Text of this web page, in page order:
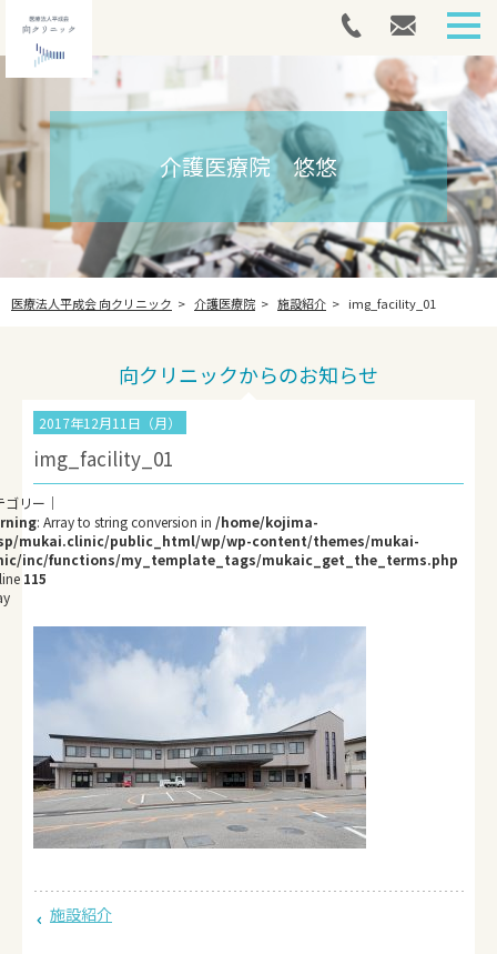
外来案内
介護医療院
アートメイク
採用情報
法人案内
お問い合わせ
介護医療院 悠悠
医療法人平成会 向クリニック 介護医療院 施設紹介 img_facility_01
向クリニックからのお知らせ
2017年12月11日（月）
img_facility_01
: Array to string conversion in /home/kojima-
mukai.clinic/public_html/wp/wp-content/themes/mukai-
inc/functions/my_template_tags/mukaic_get_the_terms.php
115
施設紹介